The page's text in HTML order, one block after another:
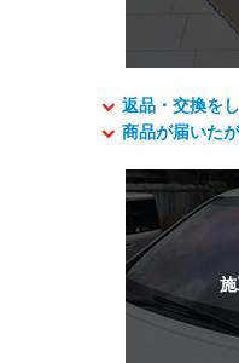
返品・交換を
商品が届いた